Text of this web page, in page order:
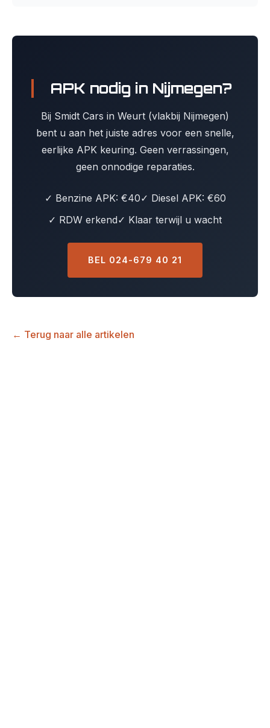
APK nodig in Nijmegen?
Bij Smidt Cars in Weurt (vlakbij Nijmegen)
bent u aan het juiste adres voor een snelle,
eerlijke APK keuring. Geen verrassingen,
geen onnodige reparaties.
✓ Benzine APK: €40✓ Diesel APK: €60
✓ RDW erkend✓ Klaar terwijl u wacht
BEL 024-679 40 21
← Terug naar alle artikelen